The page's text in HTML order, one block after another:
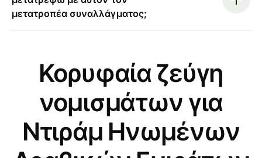
μετατροπέα συναλλάγματος;
Κορυφαία ζεύγη
νομισμάτων για
Ντιράμ Ηνωμένων